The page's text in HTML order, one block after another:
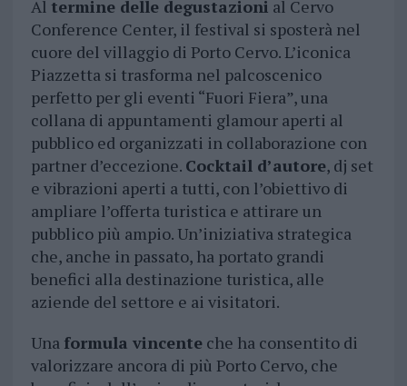
Al termine delle degustazioni al Cervo
Conference Center, il festival si sposterà nel
cuore del villaggio di Porto Cervo. L’iconica
Piazzetta si trasforma nel palcoscenico
perfetto per gli eventi “Fuori Fiera”, una
collana di appuntamenti glamour aperti al
pubblico ed organizzati in collaborazione con
partner d’eccezione. Cocktail d’autore, dj set
e vibrazioni aperti a tutti, con l’obiettivo di
ampliare l’offerta turistica e attirare un
pubblico più ampio. Un’iniziativa strategica
che, anche in passato, ha portato grandi
benefici alla destinazione turistica, alle
aziende del settore e ai visitatori.
Una formula vincenteche ha consentito di
valorizzare ancora di più Porto Cervo, che